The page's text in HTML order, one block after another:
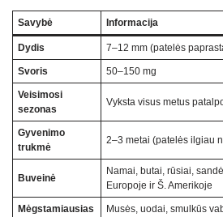
Savybė Informacija
Dydis 7–12 mm (patelės
Svoris 50–150 mg
Veisimosi
sezonas
Vyksta visus metus
Gyvenimo
trukmė
2–3 metai (patelės ilgiau
Buveinė
Namai, butai, rūsiai,
Europoje ir Š. Amerikoje
Mėgstamiausias Musės, uodai, smulkūs